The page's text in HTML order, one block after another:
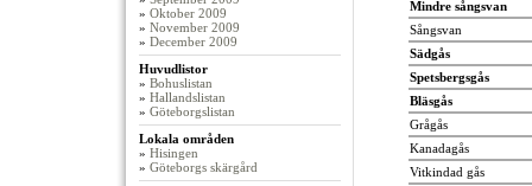
» Oktober 2009
» November 2009
» December 2009
Huvudlistor
» Bohuslistan
» Hallandslistan
» Göteborgslistan
Lokala områden
» Hisingen
» Göteborgs skärgård
Mindre sångsvan
Sångsvan
Sädgås
Spetsbergsgås
Bläsgås
Grågås
Kanadagås
Vitkindad gås